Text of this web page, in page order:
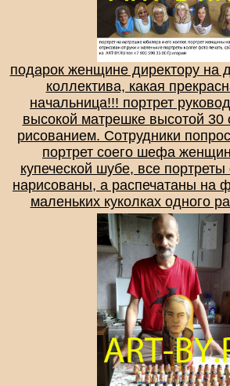
подарок женщине директору на
коллектива, какая
начальница!!! портрет
высокой матрешке высотой 30
рисованием. Сотрудники
портрет соего шефа
купеческой шубе, все портреты
нарисованы, а распечатаны на
маленьких куколках одного